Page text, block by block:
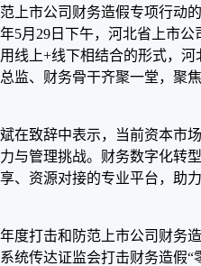
上市公司财务造假专项行动
5月29日下午，河北省上市
线上+线下相结合的形式，河
监、财务骨干齐聚一堂，聚
在致辞中表示，当前资本市
与管理挑战。财务数字化转
、资源对接的专业平台，助
度打击和防范上市公司财务
统传达证监会打击财务造假“